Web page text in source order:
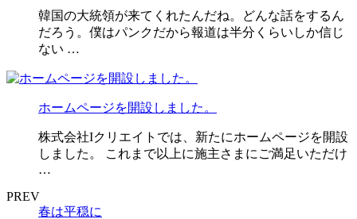
韓国の大統領が来てくれたんだね。どんな話をするん
だろう。僕はパンクだから報道は半分くらいしか信じ
ない …
ホームページを開設しました。
株式会社Iクリエイトでは、新たにホームページを開設
しました。 これまで以上に施主さまにご満足いただけ
…
PREV
春は平穏に